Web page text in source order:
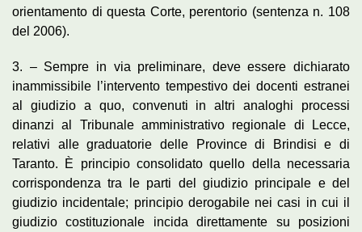
orientamento di questa Corte, perentorio (sentenza n. 108
del 2006).
3. – Sempre in via preliminare, deve essere dichiarato
inammissibile l’intervento tempestivo dei docenti estranei
al giudizio a quo, convenuti in altri analoghi processi
dinanzi al Tribunale amministrativo regionale di Lecce,
relativi alle graduatorie delle Province di Brindisi e di
Taranto. È principio consolidato quello della necessaria
corrispondenza tra le parti del giudizio principale e del
giudizio incidentale; principio derogabile nei casi in cui il
giudizio costituzionale incida direttamente su posizioni